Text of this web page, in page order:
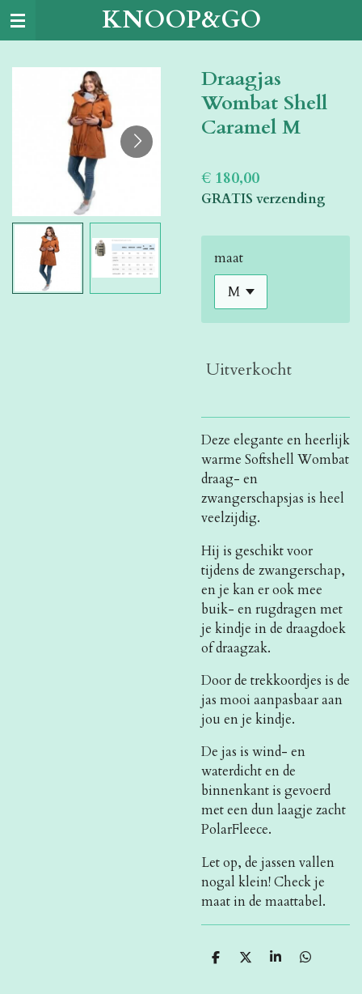
Ga
hoofdinhoud
KNOOP&GO
Draagjas
Wombat Shell
Caramel M
€ 180,00
GRATIS verzending
maat
Uitverkocht
Deze elegante en heerlijk
warme Softshell Wombat
draag- en
zwangerschapsjas is heel
veelzijdig.
Hij is geschikt voor
tijdens de zwangerschap,
en je kan er ook mee
buik- en rugdragen met
je kindje in de draagdoek
of draagzak.
Door de trekkoordjes is de
jas mooi aanpasbaar aan
jou en je kindje.
De jas is wind- en
waterdicht en de
binnenkant is gevoerd
met een dun laagje zacht
PolarFleece.
Let op, de jassen vallen
nogal klein! Check je
maat in de maattabel.
D
D
S
D